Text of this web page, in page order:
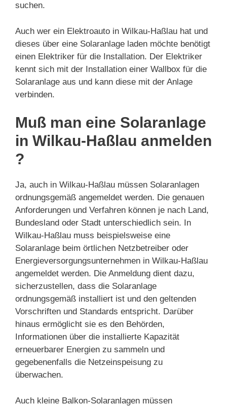
suchen.
Auch wer ein Elektroauto in Wilkau-Haßlau hat und
dieses über eine Solaranlage laden möchte benötigt
einen Elektriker für die Installation. Der Elektriker
kennt sich mit der Installation einer Wallbox für die
Solaranlage aus und kann diese mit der Anlage
verbinden.
Muß man eine Solaranlage
in Wilkau-Haßlau anmelden
?
Ja, auch in Wilkau-Haßlau müssen Solaranlagen
ordnungsgemäß angemeldet werden. Die genauen
Anforderungen und Verfahren können je nach Land,
Bundesland oder Stadt unterschiedlich sein. In
Wilkau-Haßlau muss beispielsweise eine
Solaranlage beim örtlichen Netzbetreiber oder
Energieversorgungsunternehmen in Wilkau-Haßlau
angemeldet werden. Die Anmeldung dient dazu,
sicherzustellen, dass die Solaranlage
ordnungsgemäß installiert ist und den geltenden
Vorschriften und Standards entspricht. Darüber
hinaus ermöglicht sie es den Behörden,
Informationen über die installierte Kapazität
erneuerbarer Energien zu sammeln und
gegebenenfalls die Netzeinspeisung zu
überwachen.
Auch kleine Balkon-Solaranlagen müssen